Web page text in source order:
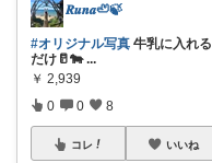
𝑹𝒖𝒏𝒂🦥🍃
#オリジナル写真 牛乳に入れる
だけ🥛🐄...
￥ 2,939
0 0 8
コレ いいね